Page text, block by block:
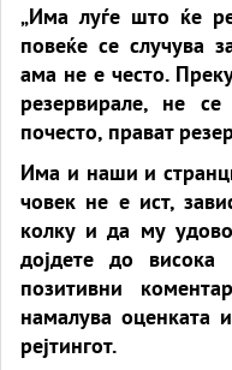
„Има луѓе што ќе
повеќе се случува
ама не е често.
резервирале, не
почесто, прават
Има и наши и
човек не е ист,
колку и да му
дојдете до
позитивни
намалува оценката
рејтингот.